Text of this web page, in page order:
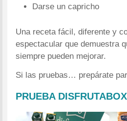
Darse un capricho
Una receta fácil, diferente y
espectacular que demuestra
siempre pueden mejorar.
Si las pruebas… prepárate
PRUEBA DISFRUTABOX